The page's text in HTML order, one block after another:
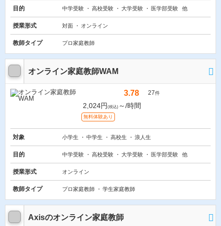
目的 中学受験 高校受験 大学受験 医学部受験 他
授業形式 対面 オンライン
教師タイプ プロ家庭教師
オンライン家庭教師WAM
3.78 27件
2,024円 (税込) ～/時間
無料体験あり
対象 小学生 中学生 高校生 浪人生
目的 中学受験 高校受験 大学受験 医学部受験 他
授業形式 オンライン
教師タイプ プロ家庭教師 学生家庭教師
Axisのオンライン家庭教師